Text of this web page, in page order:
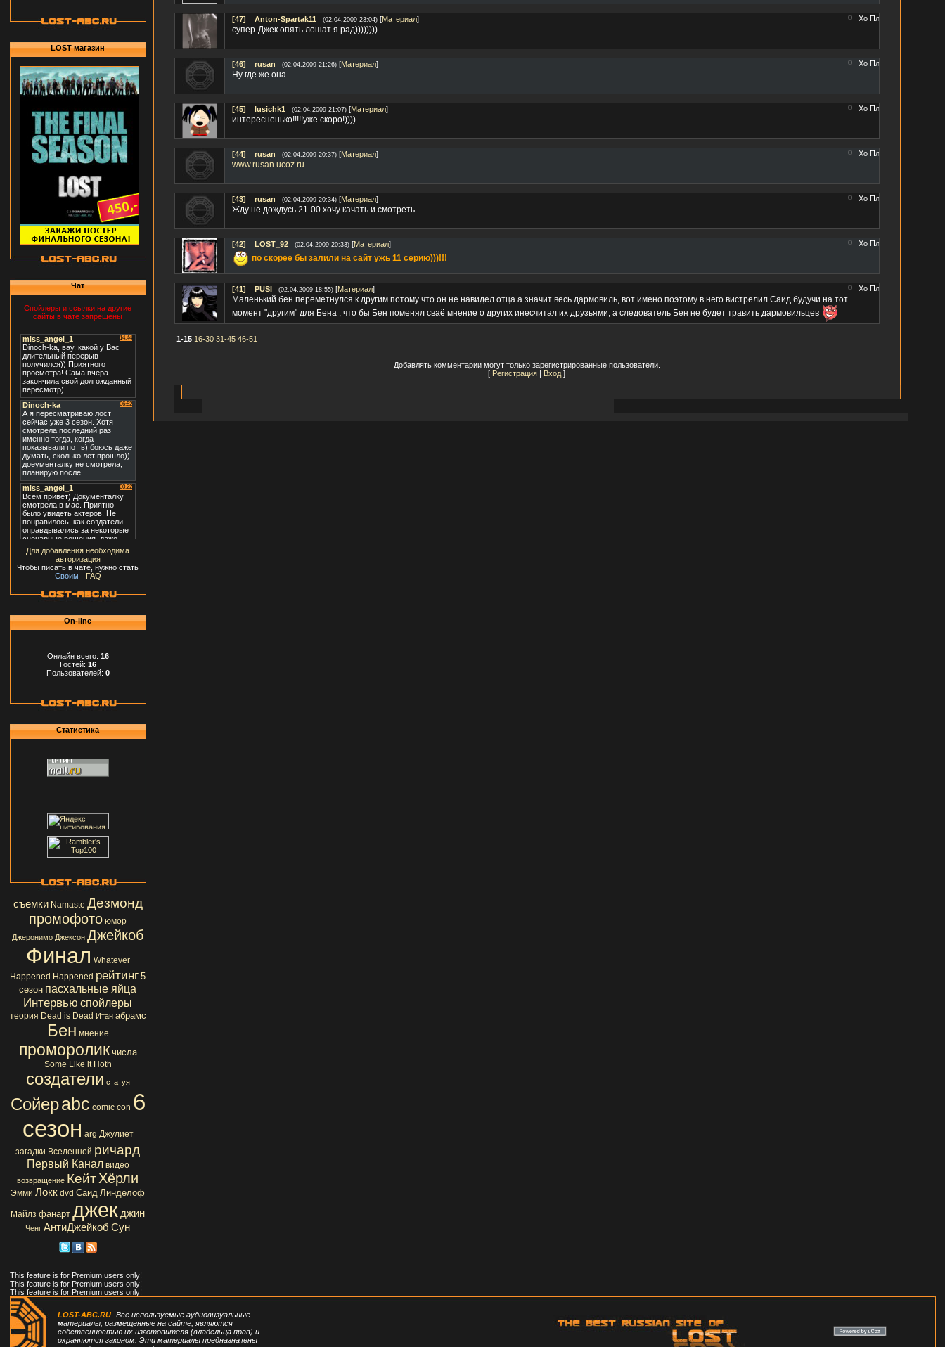
LOST магазин
Чат
Спойлеры и ссылки на другие
сайты в чате запрещены
Для добавления необходима
авторизация
Чтобы писать в чате, нужно стать
Своим - FAQ
On-line
Онлайн всего: 16
Гостей: 16
Пользователей: 0
Статистика
съемки Namaste Дезмонд
промофото юмор
Джеронимо Джексон Джейкоб
Финал Whatever
Happened Happened рейтинг 5
сезон пасхальные яйца
Интервью спойлеры
теория Dead is Dead Итан абрамс
Бен мнение
проморолик числа
Some Like it Hoth
создатели статуя
Сойерabc comic con 6
сезон arg Джулиет
загадки Вселенной ричард
Первый Канал видео
возвращение КейтХёрли
Эмми Локк dvd Саид Линделоф
Майлз фанарт джек джин
Ченг АнтиДжейкоб Сун
This feature is for Premium users only!
This feature is for Premium users only!
This feature is for Premium users only!
0
[47] Anton-Spartak11 (02.04.2009 23:04)[Материал]
супер-Джек опять лошат я рад))))))))
0
[46] rusan (02.04.2009 21:26)[Материал]
Ну где же она.
0
[45] lusichk1 (02.04.2009 21:07)[Материал]
интересненько!!!!!уже скоро!))))
0
[44] rusan (02.04.2009 20:37)[Материал]
www.rusan.ucoz.ru
0
[43] rusan (02.04.2009 20:34)[Материал]
Жду не дождусь 21-00 хочу качать и смотреть.
0
[42] LOST_92 (02.04.2009 20:33)[Материал]
по скорее бы залили на сайт ужь 11 серию)))!!!
0
[41] PUSI (02.04.2009 18:55)[Материал]
Маленький бен переметнулся к другим потому что он не навидел отца а значит весь дармовиль, вот имено поэтому в него вистрелил Саид будучи на тот
момент "другим" для Бена , что бы Бен поменял сваё мнение о других инесчитал их друзьями, а следователь Бен не будет травить дармовильцев
1-15 16-30 31-45 46-51
Добавлять комментарии могут только зарегистрированные пользователи.
[ Регистрация Вход ]
LOST-ABC.RU- Все используемые аудиовизуальные
материалы, размещенные на сайте, являются
собственностью их изготовителя (владельца прав) и
охраняются законом. Эти материалы предназначены